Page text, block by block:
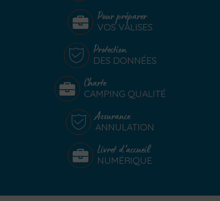
Pour préparer
VOS VALISES
Protection
DES DONNÉES
Charte
CAMPING QUALITÉ
Assurance
ANNULATION
Livret d'accueil
NUMÉRIQUE